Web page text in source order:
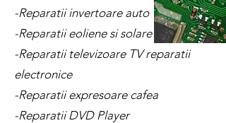
-Reparatii invertoare auto
-Reparatii eoliene si solare
-Reparatii televizoare TV reparatii
electronice
-Reparatii expresoare cafea
-Reparatii DVD Player